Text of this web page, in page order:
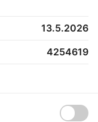
13.5.2026
4254619